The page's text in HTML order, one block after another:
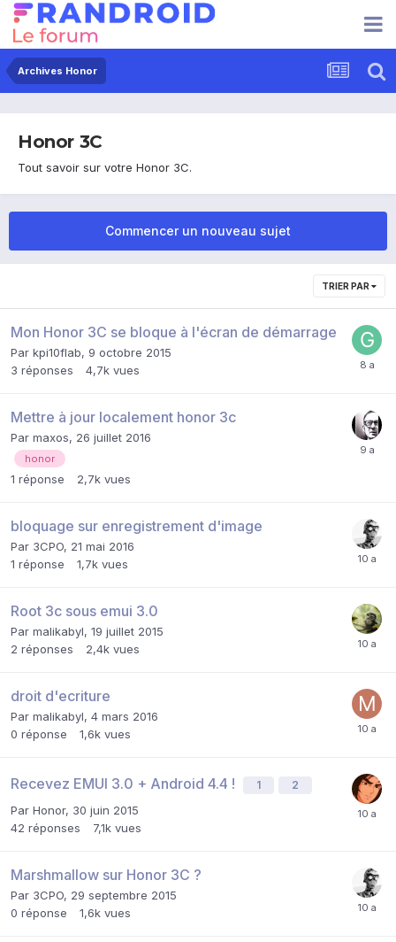
Archives Honor
Honor 3C
Tout savoir sur votre Honor 3C.
Commencer un nouveau sujet
TRIER PAR
Mon Honor 3C se bloque à l'écran de démarrage
Par kpi10flab, 9 octobre 2015
3 réponses 4,7k vues
Mettre à jour localement honor 3c
Par maxos, 26 juillet 2016
honor
1 réponse 2,7k vues
bloquage sur enregistrement d'image
Par 3CPO, 21 mai 2016
1 réponse 1,7k vues
Root 3c sous emui 3.0
Par malikabyl, 19 juillet 2015
2 réponses 2,4k vues
droit d'ecriture
Par malikabyl, 4 mars 2016
0 réponse 1,6k vues
Recevez EMUI 3.0 + Android 4.4 ! 1 2
Par Honor, 30 juin 2015
42 réponses 7,1k vues
Marshmallow sur Honor 3C ?
Par 3CPO, 29 septembre 2015
0 réponse 1,6k vues